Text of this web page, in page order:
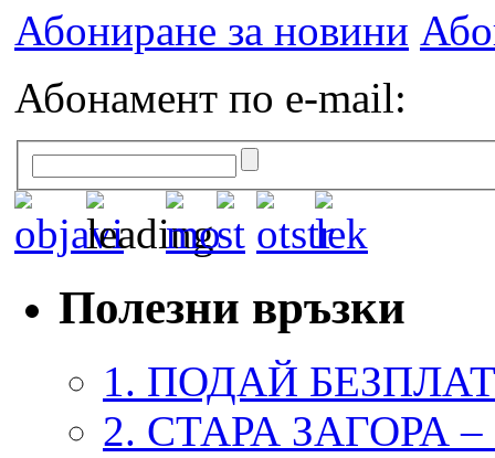
Абониране за новини
Абонамент по e-mail:
Полезни връзки
1. ПОДАЙ
2. СТАРА ЗАГОРА